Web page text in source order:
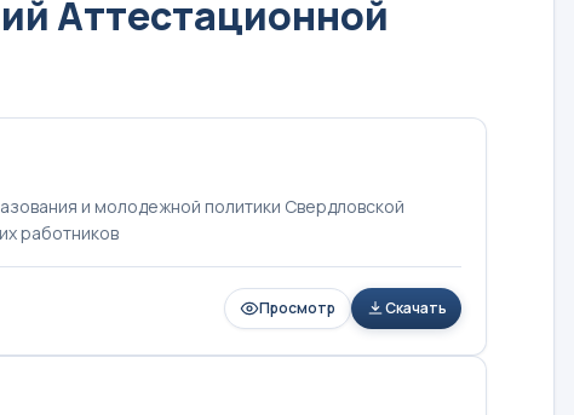
Аттестационной
и молодежной политики Свердловской
работников
Просмотр Скачать